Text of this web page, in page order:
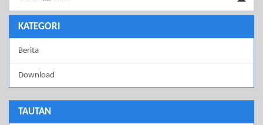
KATEGORI
Berita
Download
TAUTAN